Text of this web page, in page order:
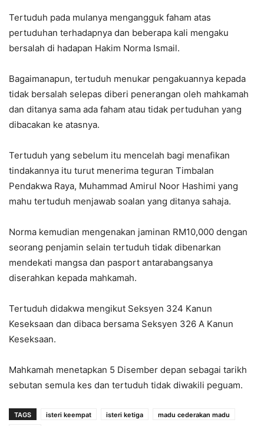
Tertuduh pada mulanya mengangguk faham atas
pertuduhan terhadapnya dan beberapa kali mengaku
bersalah di hadapan Hakim Norma Ismail.
Bagaimanapun, tertuduh menukar pengakuannya kepada
tidak bersalah selepas diberi penerangan oleh mahkamah
dan ditanya sama ada faham atau tidak pertuduhan yang
dibacakan ke atasnya.
Tertuduh yang sebelum itu mencelah bagi menafikan
tindakannya itu turut menerima teguran Timbalan
Pendakwa Raya, Muhammad Amirul Noor Hashimi yang
mahu tertuduh menjawab soalan yang ditanya sahaja.
Norma kemudian mengenakan jaminan RM10,000 dengan
seorang penjamin selain tertuduh tidak dibenarkan
mendekati mangsa dan pasport antarabangsanya
diserahkan kepada mahkamah.
Tertuduh didakwa mengikut Seksyen 324 Kanun
Keseksaan dan dibaca bersama Seksyen 326 A Kanun
Keseksaan.
Mahkamah menetapkan 5 Disember depan sebagai tarikh
sebutan semula kes dan tertuduh tidak diwakili peguam.
TAGS isteri keempat isteri ketiga
madu cederakan madu